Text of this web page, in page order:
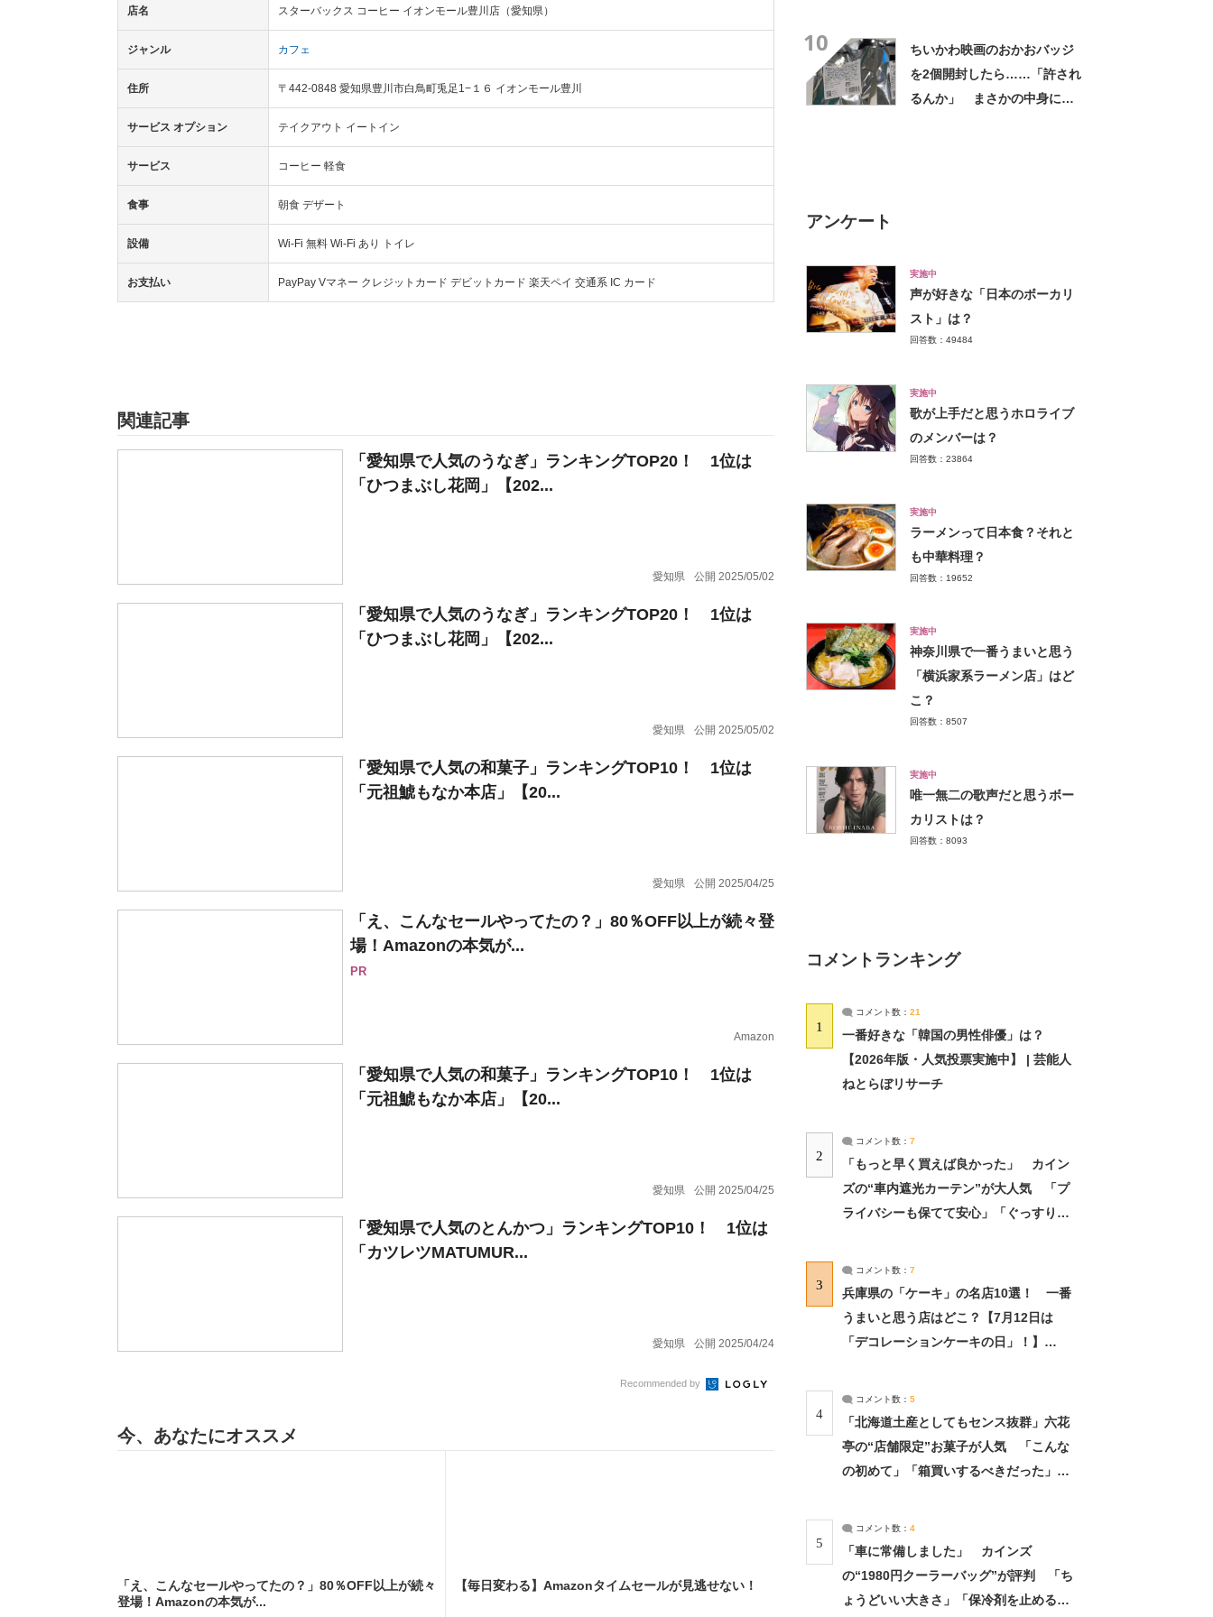
店名 スターバックス コーヒー イオンモール豊川店（愛知県）
ジャンル カフェ
住所 〒442-0848 愛知県豊川市白鳥町兎足1−１６ イオンモール豊川
サービス オプション テイクアウト イートイン
サービス コーヒー 軽食
食事 朝食 デザート
設備 Wi-Fi 無料 Wi-Fi あり トイレ
お支払い PayPay Vマネー クレジットカード デビットカード 楽天ペイ 交通系 IC カード
関連記事
「愛知県で人気のうなぎ」ランキングTOP20！ 1位は
「ひつまぶし花岡」【202...
愛知県 公開 2025/05/02
「愛知県で人気のうなぎ」ランキングTOP20！ 1位は
「ひつまぶし花岡」【202...
愛知県 公開 2025/05/02
「愛知県で人気の和菓子」ランキングTOP10！ 1位は
「元祖鯱もなか本店」【20...
愛知県 公開 2025/04/25
「え、こんなセールやってたの？」80％OFF以上が続々登
場！Amazonの本気が...
PR
Amazon
「愛知県で人気の和菓子」ランキングTOP10！ 1位は
「元祖鯱もなか本店」【20...
愛知県 公開 2025/04/25
「愛知県で人気のとんかつ」ランキングTOP10！ 1位は
「カツレツMATUMUR...
愛知県 公開 2025/04/24
Recommended by
今、あなたにオススメ
「え、こんなセールやってたの？」80％OFF以上が続々
登場！Amazonの本気が...
【毎日変わる】Amazonタイムセールが見逃せない！
10
ちいかわ映画のおかおバッジ
を2個開封したら……「許され
るんか」 まさかの中身に
アンケート
実施中
声が好きな「日本のボーカリ
スト」は？
回答数：49484
実施中
歌が上手だと思うホロライブ
のメンバーは？
回答数：23864
実施中
ラーメンって日本食？それと
も中華料理？
回答数：19652
実施中
神奈川県で一番うまいと思う
「横浜家系ラーメン店」はど
こ？
回答数：8507
実施中
唯一無二の歌声だと思うボー
カリストは？
回答数：8093
コメントランキング
1
コメント数： 21
一番好きな「韓国の男性俳優」は？
【2026年版・人気投票実施中】 | 芸能人
ねとらぼリサーチ
2
コメント数： 7
「もっと早く買えば良かった」 カイン
ズの“車内遮光カーテン”が大人気 「プ
ライバシーも保てて安心」「ぐっすり眠
3
コメント数： 7
兵庫県の「ケーキ」の名店10選！ 一番
うまいと思う店はどこ？【7月12日は
「デコレーションケーキの日」！】
4
コメント数： 5
「北海道土産としてもセンス抜群」六花
亭の“店舗限定”お菓子が人気 「こんな
の初めて」「箱買いするべきだった」
5
コメント数： 4
「車に常備しました」 カインズ
の“1980円クーラーバッグ”が評判 「ち
ょうどいい大きさ」「保冷剤を止めるベ